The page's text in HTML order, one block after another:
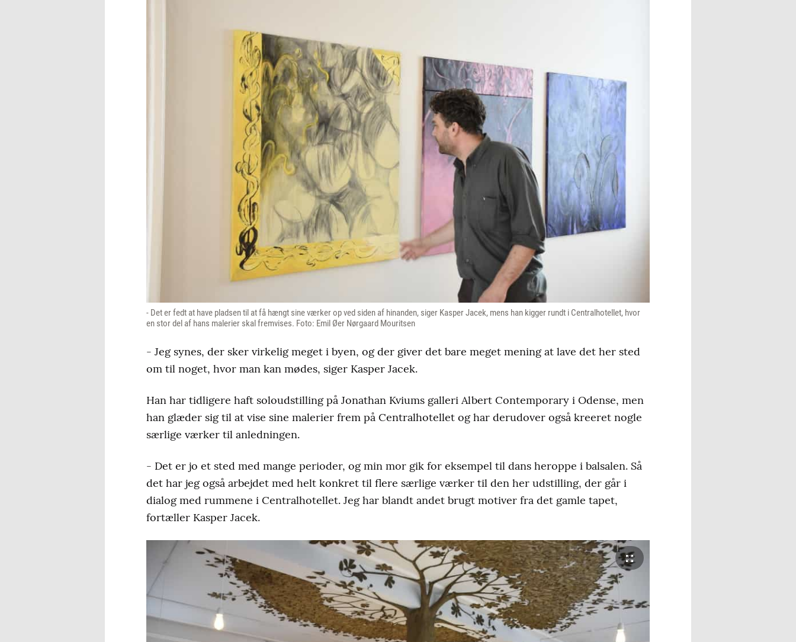
- Det er fedt at have pladsen til at få hængt sine værker op ved siden af hinanden, siger Kasper Jacek, mens han kigger rundt i Centralhotellet, hvor
en stor del af hans malerier skal fremvises. Foto: Emil Øer Nørgaard Mouritsen
- Jeg synes, der sker virkelig meget i byen, og der giver det bare meget mening at lave det her sted
om til noget, hvor man kan mødes, siger Kasper Jacek.
Han har tidligere haft soloudstilling på Jonathan Kviums galleri Albert Contemporary i Odense, men
han glæder sig til at vise sine malerier frem på Centralhotellet og har derudover også kreeret nogle
særlige værker til anledningen.
- Det er jo et sted med mange perioder, og min mor gik for eksempel til dans heroppe i balsalen. Så
det har jeg også arbejdet med helt konkret til flere særlige værker til den her udstilling, der går i
dialog med rummene i Centralhotellet. Jeg har blandt andet brugt motiver fra det gamle tapet,
fortæller Kasper Jacek.